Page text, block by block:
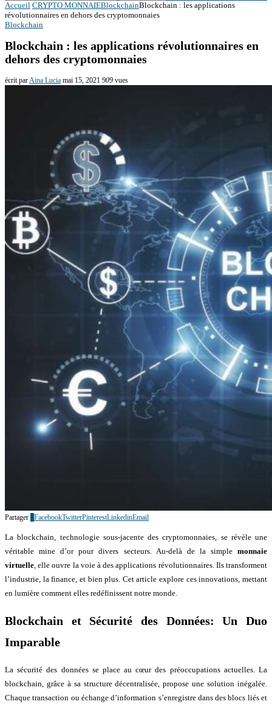
Accueil CRYPTO MONNAIEBlockchainBlockchain : les applications
révolutionnaires en dehors des cryptomonnaies
Blockchain
Blockchain : les applications révolutionnaires en
dehors des cryptomonnaies
écrit parAina Lucia mai 15, 2021 909 vues
Partager FacebookTwitterPinterestLinkedinEmail
La blockchain, technologie sous-jacente des cryptomonnaies, se révèle une
véritable mine d’or pour divers secteurs. Au-delà de la simple monnaie
virtuelle, elle ouvre la voie à des applications révolutionnaires. Ils transforment
l’industrie, la finance, et bien plus. Cet article explore ces innovations, mettant
en lumière comment elles redéfinissent notre monde.
Blockchain et Sécurité des Données: Un Duo
Imparable
La sécurité des données se place au cœur des préoccupations actuelles. La
blockchain, grâce à sa structure décentralisée, propose une solution inégalée.
Chaque transaction ou échange d’information s’enregistre dans des blocs liés et